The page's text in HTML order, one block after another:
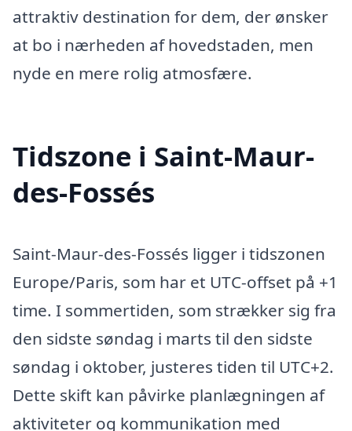
attraktiv destination for dem, der ønsker
at bo i nærheden af hovedstaden, men
nyde en mere rolig atmosfære.
Tidszone i Saint-Maur-
des-Fossés
Saint-Maur-des-Fossés ligger i tidszonen
Europe/Paris, som har et UTC-offset på +1
time. I sommertiden, som strækker sig fra
den sidste søndag i marts til den sidste
søndag i oktober, justeres tiden til UTC+2.
Dette skift kan påvirke planlægningen af
aktiviteter og kommunikation med